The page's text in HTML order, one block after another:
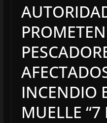
INCENDIO
MUELLE “7